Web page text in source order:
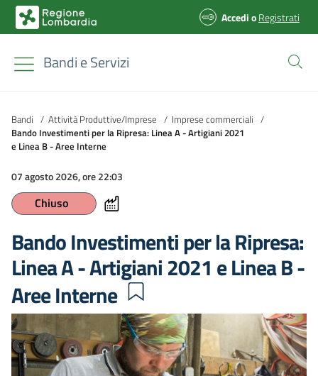
AccedioRegistrati
Bandi e Servizi
Bandi / Attività Produttive/Imprese / Imprese commerciali /
Bando Investimenti per la Ripresa: Linea A - Artigiani 2021
e Linea B - Aree Interne
07 agosto 2026, ore 22:03
Chiuso
Bando Investimenti per la Ripresa:
Linea A - Artigiani 2021 e Linea B -
Aree Interne